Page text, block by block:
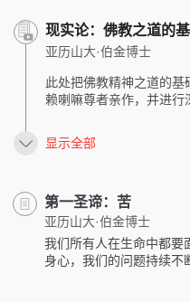
现实论：佛教之道的
亚历山大·伯金博士
此处把佛教精神之道的
赖喇嘛尊者亲作，并进行
显示全部
第一圣谛：苦
亚历山大·伯金博士
我们所有人在生命中都要
身心，我们的问题持续不